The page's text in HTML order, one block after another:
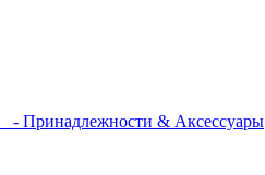
- Принадлежности & Аксессуары